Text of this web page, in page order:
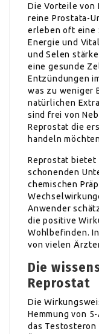
Die Vorteile von
reine Prostata-
erleben oft eine
Energie und
und Selen
eine gesunde
Entzündungen
was zu weniger
natürlichen
sind frei von
Reprostat die
handeln
Reprostat bietet
schonenden
chemischen
Anwender
die positive
Wohlbefinden.
von vielen
Die
Reprostat
Die
Hemmung von
das Testosteron